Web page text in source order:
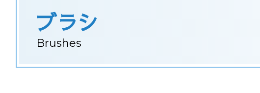
ブラシ
Brushes